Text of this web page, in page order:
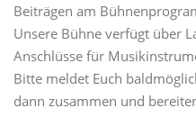
Beiträgen am
Unsere Bühne verfügt über
Anschlüsse für
Bitte meldet Euch
dann zusammen und